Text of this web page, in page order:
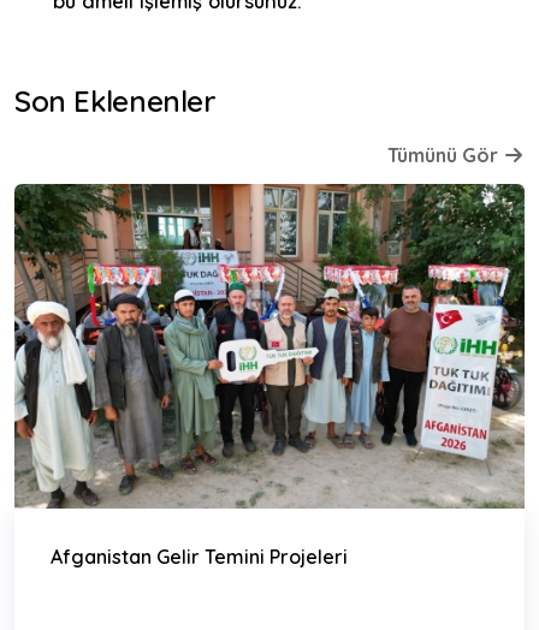
Son Eklenenler
Tümünü Gör
Afganistan Gelir Temini Projeleri